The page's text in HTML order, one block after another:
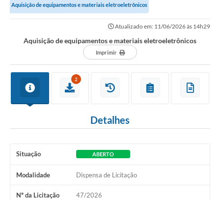
Aquisição de equipamentos e materiais eletroeletrônicos
Atualizado em: 11/06/2026 às 14h29
Aquisição de equipamentos e materiais eletroeletrônicos
Imprimir
2
Detalhes
Situação ABERTO
Modalidade Dispensa de Licitação
Nº da Licitação 47/2026